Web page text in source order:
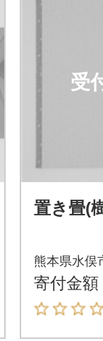
受
置き畳(
熊本県水俣
寄付金額